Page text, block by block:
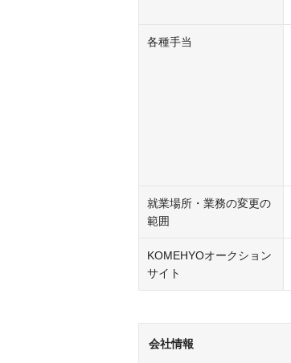
各種手当
就業場所・業務の変更の
範囲
KOMEHYOオークション
サイト
会社情報